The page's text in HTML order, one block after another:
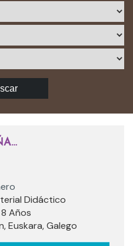
Didáctico
Años
Euskara, Galego